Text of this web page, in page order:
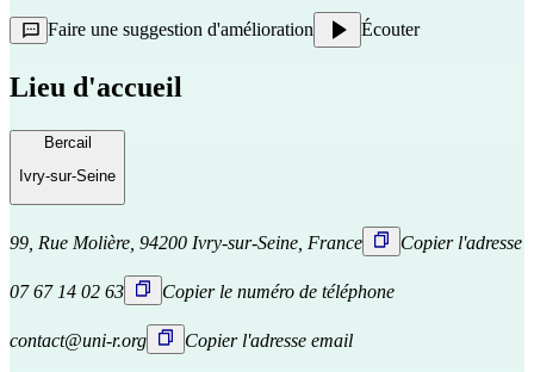
Faire une suggestion d'amélioration Écouter
Lieu d'accueil
Bercail
Ivry-sur-Seine
99, Rue Molière, 94200 Ivry-sur-Seine, France Copier l'adresse
07 67 14 02 63 Copier le numéro de téléphone
contact@uni-r.org Copier l'adresse email